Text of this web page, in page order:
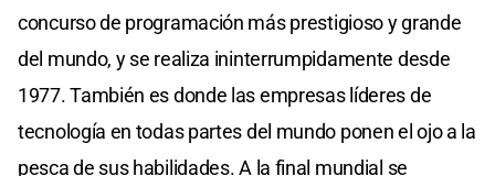
concurso de programación más prestigioso y grande
del mundo, y se realiza ininterrumpidamente desde
1977. También es donde las empresas líderes de
tecnología en todas partes del mundo ponen el ojo a la
pesca de sus habilidades. A la final mundial se